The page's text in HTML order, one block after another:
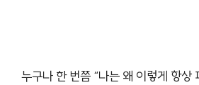
누구나 한 번쯤 “나는 왜 이렇게 항상